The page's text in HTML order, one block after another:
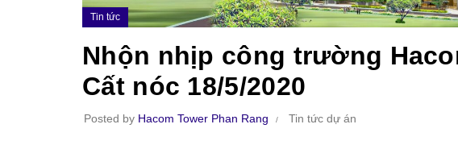
Tin tức
Nhộn nhịp công trường
Cất nóc 18/5/2020
Posted by Hacom Tower Phan Rang Tin tức dự án